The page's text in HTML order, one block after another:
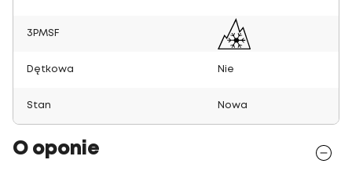
3PMSF
Dętkowa Nie
Stan Nowa
O oponie